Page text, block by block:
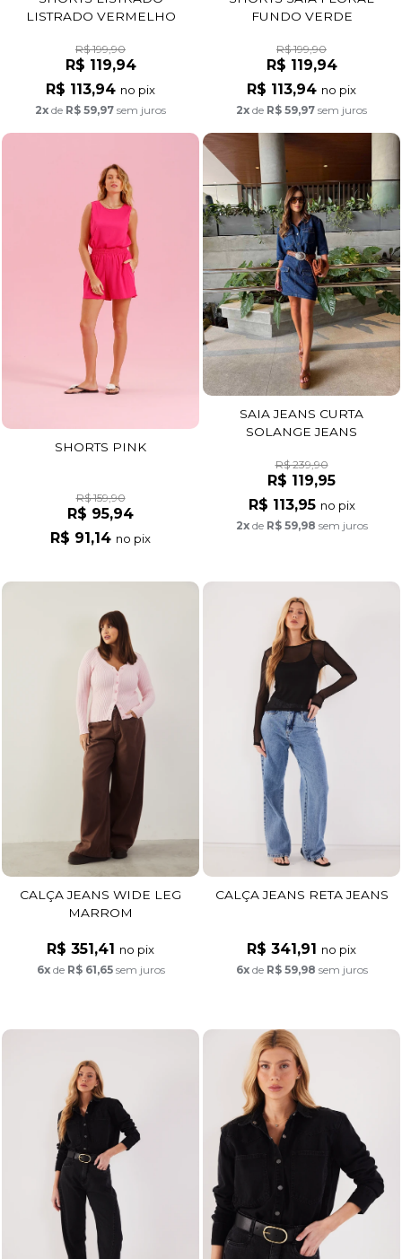
LISTRADO VERMELHO
R$ 199,90
R$ 119,94
R$ 113,94 no pix
2x de R$ 59,97 sem juros
FUNDO VERDE
R$ 199,90
R$ 119,94
R$ 113,94 no pix
2x de R$ 59,97 sem juros
SHORTS PINK
R$ 159,90
R$ 95,94
R$ 91,14 no pix
SAIA JEANS CURTA
SOLANGE JEANS
R$ 239,90
R$ 119,95
R$ 113,95 no pix
2xde R$ 59,98 sem juros
CALÇA JEANS WIDE LEG
MARROM
R$ 351,41 no pix
6xde R$ 61,65sem juros
CALÇA JEANS RETA JEANS
R$ 341,91 no pix
6xde R$ 59,98 sem juros